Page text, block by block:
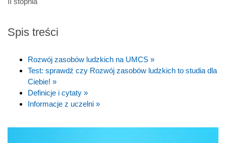
Spis treści
Rozwój zasobów ludzkich na UMCS »
Test: sprawdź czy Rozwój zasobów ludzkich to studia dla
Ciebie! »
Definicje i cytaty »
Informacje z uczelni »